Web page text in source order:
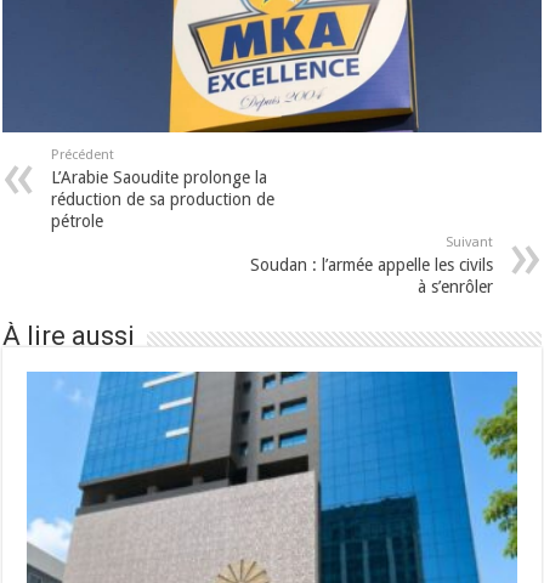
Précédent
L’Arabie Saoudite prolonge la
réduction de sa production de
pétrole
Suivant
Soudan : l’armée appelle les civils
à s’enrôler
À lire aussi